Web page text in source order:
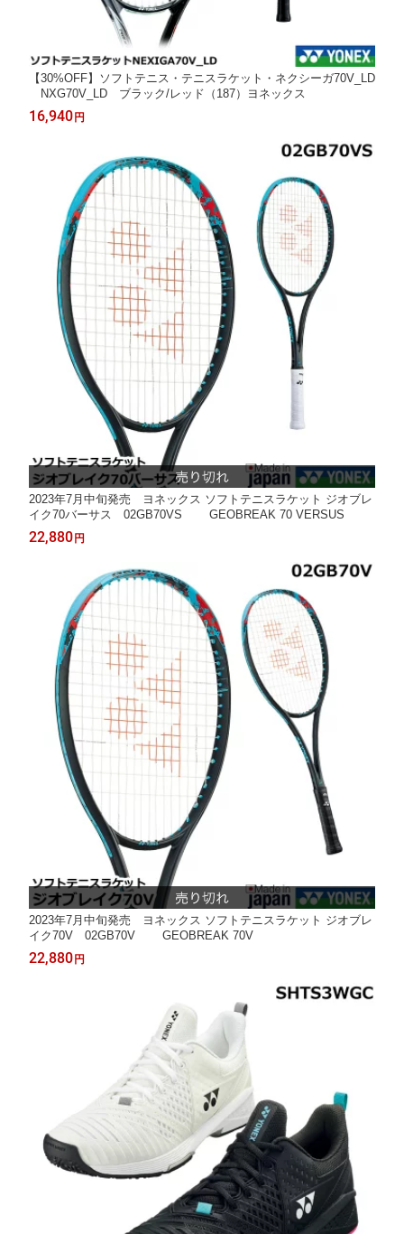
【30%OFF】ソフトテニス・テニスラケット・ネクシーガ70V_LD
NXG70V_LD ブラック/レッド（187）ヨネックス
16,940円
2023年7月中旬発売 ヨネックス ソフトテニスラケット ジオブレ
イク70バーサス 02GB70VS GEOBREAK 70 VERSUS
22,880円
2023年7月中旬発売 ヨネックス ソフトテニスラケット ジオブレ
イク70V 02GB70V GEOBREAK 70V
22,880円